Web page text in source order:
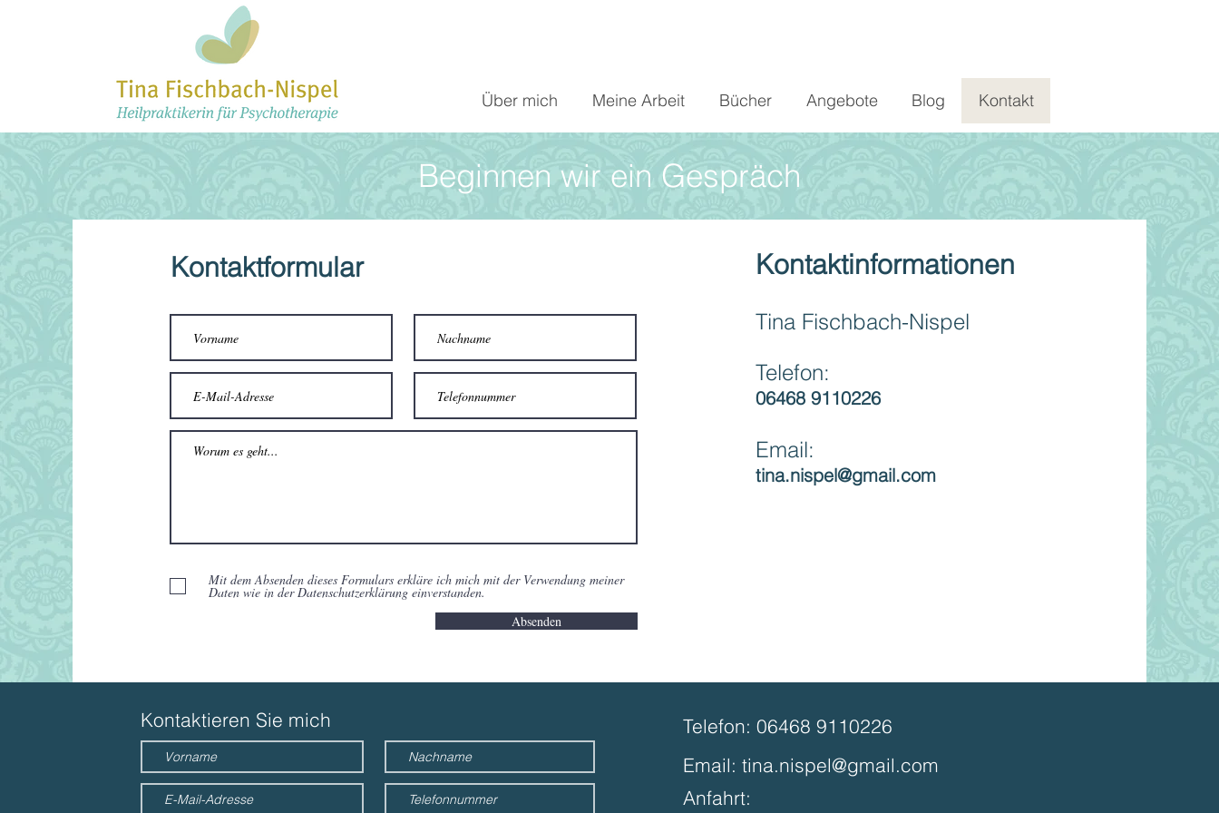
Über mich Meine Arbeit Bücher Angebote Blog Kontakt
Beginnen wir ein Gespräch
Kontaktformular
Mit dem Absenden dieses Formulars erkläre ich mich mit der Verwendung meiner
Daten wie in der Datenschutzerklärung einverstanden.
Absenden
Kontaktinformationen
Tina Fischbach-Nispel
Telefon:
06468 9110226
Email:
tina.nispel@gmail.com
Kontaktieren Sie mich
Telefon: 06468 9110226
Email: tina.nispel@gmail.com
Anfahrt: